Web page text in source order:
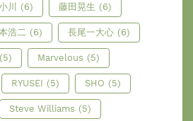
川 (6) 藤田晃生 (6)
浩二 (6) 長尾一大心 (6)
(5) Marvelous (5)
RYUSEI (5) SHO (5)
Steve Williams (5)